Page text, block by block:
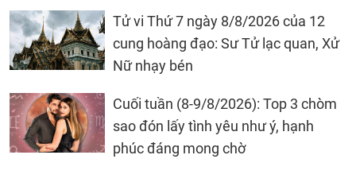
Tử vi Thứ 7 ngày 8/8/2026 của 12
cung hoàng đạo: Sư Tử lạc quan, Xử
Nữ nhạy bén
Cuối tuần (8-9/8/2026): Top 3 chòm
sao đón lấy tình yêu như ý, hạnh
phúc đáng mong chờ